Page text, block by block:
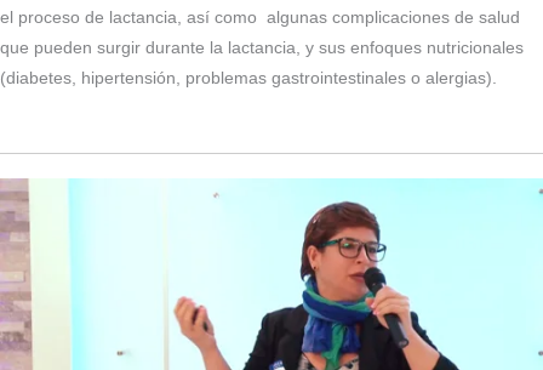
el proceso de lactancia, así como algunas complicaciones de salud
que pueden surgir durante la lactancia, y sus enfoques nutricionales
(diabetes, hipertensión, problemas gastrointestinales o alergias).